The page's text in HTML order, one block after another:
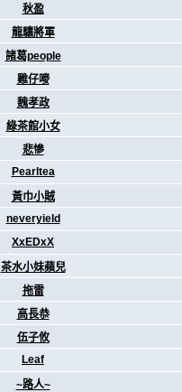
秋盈
龍驤將軍
諸葛people
雞仔嘜
魏孝政
綠茶館小女
悲慘
Pearltea
黃巾小賊
neveryield
XxEDxX
茶水小妹蘋兒
拖雷
高長恭
伍子攸
Leaf
~路人~